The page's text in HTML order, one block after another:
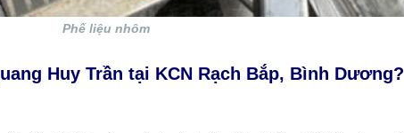
Phế liệu nhôm
Huy Trần tại KCN Rạch Bắp, Bình Dương?